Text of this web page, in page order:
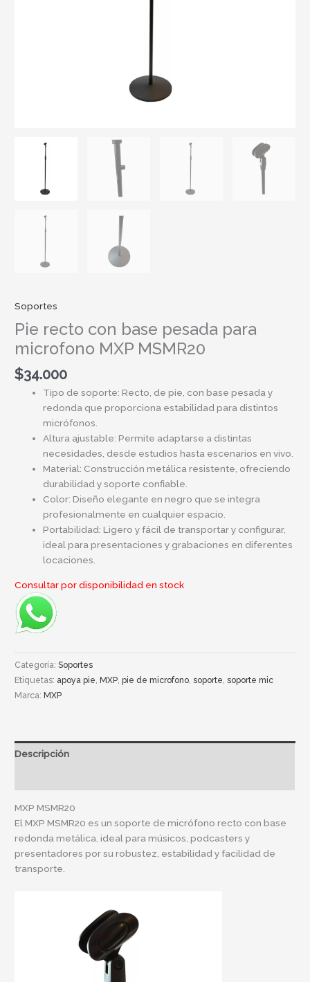
Soportes
Pie recto con base pesada para
microfono MXP MSMR20
$34.000
Tipo de soporte: Recto, de pie, con base pesada y
redonda que proporciona estabilidad para distintos
micrófonos.
Altura ajustable: Permite adaptarse a distintas
necesidades, desde estudios hasta escenarios en vivo.
Material: Construcción metálica resistente, ofreciendo
durabilidad y soporte confiable.
Color: Diseño elegante en negro que se integra
profesionalmente en cualquier espacio.
Portabilidad: Ligero y fácil de transportar y configurar,
ideal para presentaciones y grabaciones en diferentes
locaciones.
Consultar por disponibilidad en stock
Categoría:Soportes
Etiquetas: apoya pie,MXP,pie de microfono,soporte,soporte mic
Marca:MXP
Descripción
MXP MSMR20
El MXP MSMR20 es un soporte de micrófono recto con base
redonda metálica, ideal para músicos, podcasters y
presentadores por su robustez, estabilidad y facilidad de
transporte.